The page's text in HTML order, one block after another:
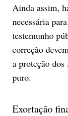
Ainda assim,
necessária
testemunho
correção
a proteção
puro.
Exortação